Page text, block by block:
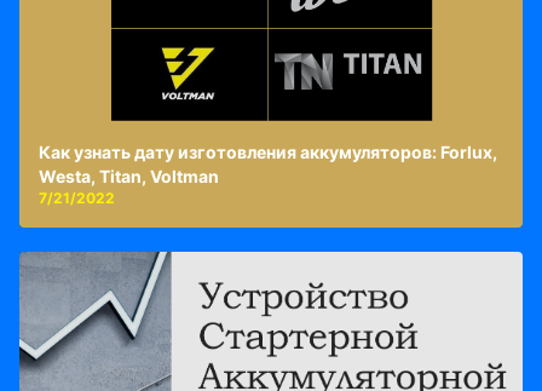
Как узнать дату изготовления аккумуляторов: Forlux,
Westa, Titan, Voltman
7/21/2022